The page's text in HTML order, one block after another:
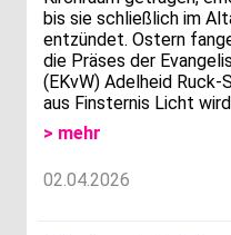
bis sie schließlich im
entzündet. Ostern
die Präses der
(EKvW) Adelheid Ruck-
aus Finsternis Licht
> mehr
02.04.2026